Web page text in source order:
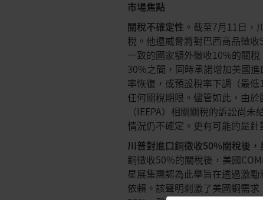
市場焦點
關稅不確定性 。截至7月11日，
稅。他還威脅將對巴西商品徵
一致的國家額外徵收10%的關
30%之間，同時承諾增加美國
率恢復，或預設稅率下調（最
任何關稅期限。儘管如此，由
（IEEPA）相關關稅的訴訟尚
情況仍不確定。更有可能的是針
川普對進口銅徵收50%關稅後
銅徵收50%的關稅後，美國
星展集團認為此舉旨在透過激
依賴。該聲明刺激了美國銅需